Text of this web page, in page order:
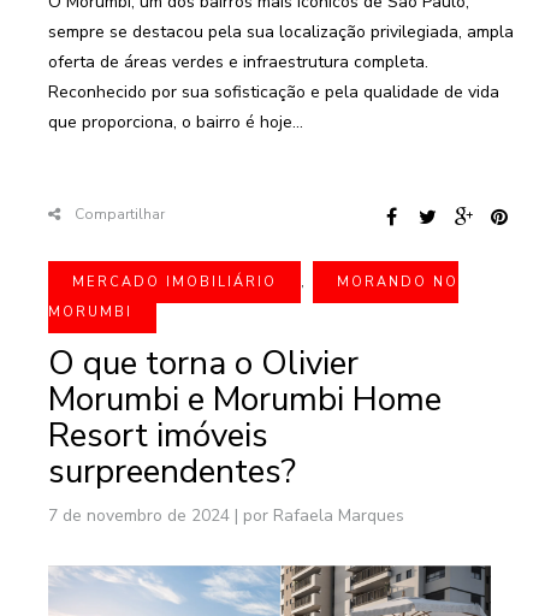
sempre se destacou pela sua localização privilegiada, ampla
oferta de áreas verdes e infraestrutura completa.
Reconhecido por sua sofisticação e pela qualidade de vida
que proporciona, o bairro é hoje...
Compartilhar
MERCADO IMOBILIÁRIO ,
MORANDO NO
MORUMBI
O que torna o Olivier
Morumbi e Morumbi Home
Resort imóveis
surpreendentes?
7 de novembro de 2024 | por Rafaela Marques